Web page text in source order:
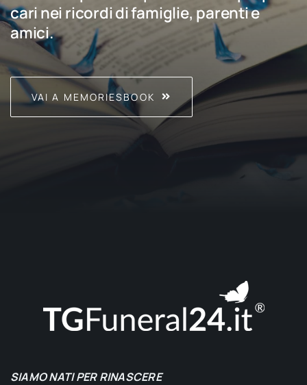
cari nei ricordi di famiglie, parenti e
amici.
VAI A MEMORIESBOOK
SIAMO NATI PER RINASCERE